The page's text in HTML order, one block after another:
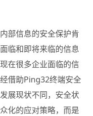
部信息的安全保护肯
临和即将来临的信息
在很多企业面临的信
借助Ping32终端安全
展现状不同，安全状
化的应对策略，而是